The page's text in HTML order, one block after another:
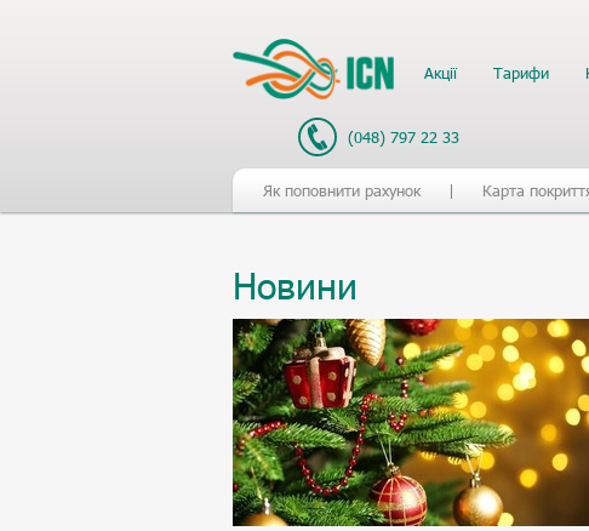
Акції Тарифи
(048) 797 22 33
Як поповнити рахунок Карта
Новини